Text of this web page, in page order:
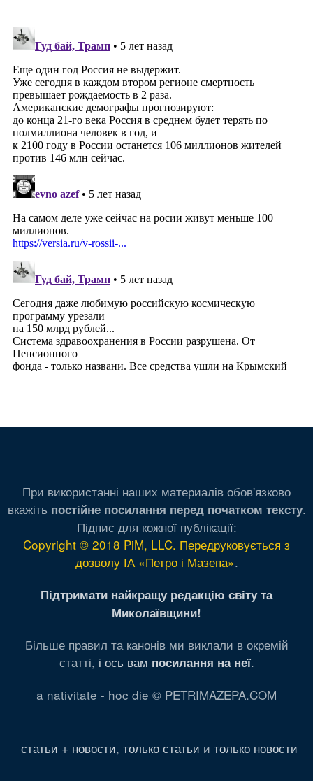
При використанні наших материалів обов'язково
вкажіть постійне посилання перед початком тексту.
Підпис для кожної публікації:
Copyright © 2018 PiM, LLC. Передруковується з
дозволу ІА «Петро і Мазепа».
Підтримати найкращу редакцію світу та
Миколаївщини!
Більше правил та канонів ми виклали в окремій
статті, і ось вам посилання на неї.
a nativitate - hoc die © PETRIMAZEPA.COM
статьи + новости, только статьи и только новости